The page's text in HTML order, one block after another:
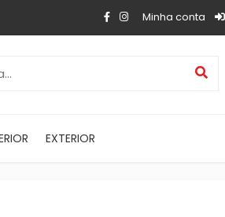
Minha conta
EXTERIOR